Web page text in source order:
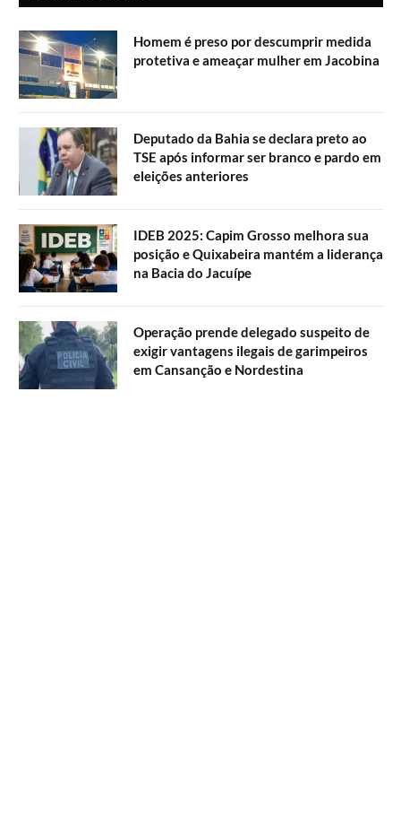
Homem é preso por descumprir medida
protetiva e ameaçar mulher em Jacobina
Deputado da Bahia se declara preto ao
TSE após informar ser branco e pardo em
eleições anteriores
IDEB 2025: Capim Grosso melhora sua
posição e Quixabeira mantém a liderança
na Bacia do Jacuípe
Operação prende delegado suspeito de
exigir vantagens ilegais de garimpeiros
em Cansanção e Nordestina